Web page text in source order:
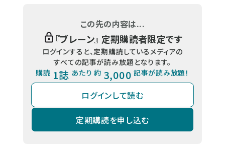
この先の内容は...
『ブレーン』 定期購読者限定です
ログインすると、定期購読しているメディアの
すべての記事が読み放題となります。
購読 1誌 あたり 約 3,000 記事が読み放題！
ログインして読む
定期購読を申し込む